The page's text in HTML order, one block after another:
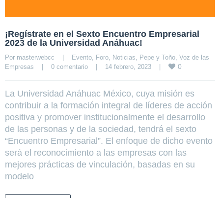
¡Regístrate en el Sexto Encuentro Empresarial
2023 de la Universidad Anáhuac!
Por masterwebcc | Evento Foro Noticias Pepe y Toño Voz de las
Empresas
| 0 comentario | 14 febrero, 2023 | 0
La Universidad Anáhuac México, cuya misión es
contribuir a la formación integral de líderes de acción
positiva y promover institucionalmente el desarrollo
de las personas y de la sociedad, tendrá el sexto
“Encuentro Empresarial”. El enfoque de dicho evento
será el reconocimiento a las empresas con las
mejores prácticas de vinculación, basadas en su
modelo